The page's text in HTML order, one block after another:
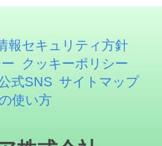
報セキュリティ方針
クッキーポリシー
式SNS サイトマップ
使い方